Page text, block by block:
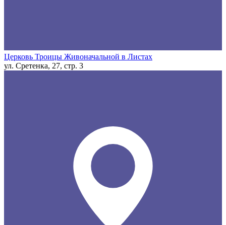
Церковь Троицы Живоначальной в Листах
ул. Сретенка, 27, стр. 3